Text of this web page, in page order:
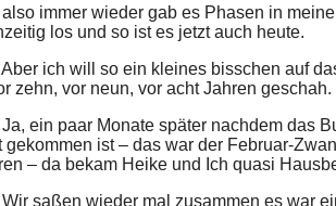
immer wieder gab es Phasen in
los und so ist es jetzt auch heute.
ich will so ein kleines bisschen auf
zehn, vor neun, vor acht Jahren geschah.
ein paar Monate später nachdem das
gekommen ist – das war der Februar-
– da bekam Heike und Ich quasi
saßen wieder mal zusammen es war